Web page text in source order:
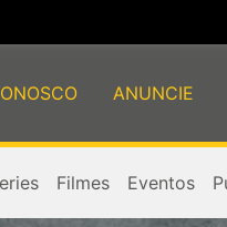
ANUNCIE
Filmes Eventos